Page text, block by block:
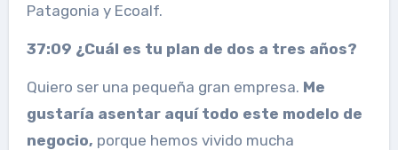
Patagonia y Ecoalf.
37:09 ¿Cuál es tu plan de dos a tres años?
Quiero ser una pequeña gran empresa. Me
gustaría asentar aquí todo este modelo de
negocio, porque hemos vivido mucha